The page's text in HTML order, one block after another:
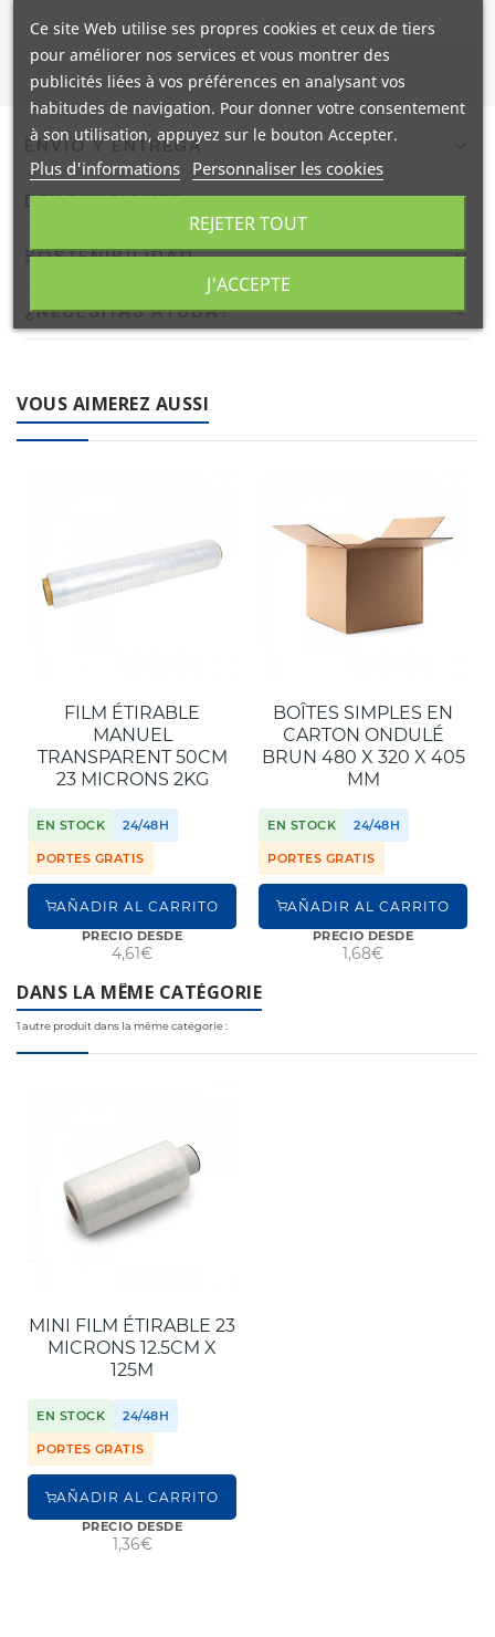
ENVÍO Y ENTREGA
Confirmamos el envío en 24/48h a España peninsular con
Envíos internacionales en 9 días laborables.
DEVOLUCIONES
Dispones de 14 días naturales para devolver tu pedido. El
fue recibido. El reembolso se realizará en un máximo de
14 días naturales.
SOSTENIBILIDAD
En Coplasem apostamos por materiales reciclables,
¿NECESITAS AYUDA?
WhatsApp.
VOUS AIMEREZ AUSSI
FILM ÉTIRABLE
MANUEL
TRANSPARENT 50CM
23 MICRONS 2KG
EN STOCK 24/48H
PORTES GRATIS
AÑADIR AL CARRITO
PRECIO DESDE
4,61€
BOÎTES SIMPLES EN
CARTON ONDULÉ
BRUN 480 X 320 X 405
MM
EN STOCK 24/48H
PORTES GRATIS
AÑADIR AL CARRITO
PRECIO DESDE
1,68€
DANS LA MÊME CATÉGORIE
1 autre produit dans la même catégorie :
MINI FILM ÉTIRABLE 23
MICRONS 12.5CM X
125M
EN STOCK 24/48H
PORTES GRATIS
AÑADIR AL CARRITO
PRECIO DESDE
1,36€
Ce site Web utilise ses propres cookies et ceux de tiers
pour améliorer nos services et vous montrer des
publicités liées à vos préférences en analysant vos
habitudes de navigation. Pour donner votre consentement
à son utilisation, appuyez sur le bouton Accepter.
Plus d'informations Personnaliser les cookies
REJETER TOUT
J'ACCEPTE